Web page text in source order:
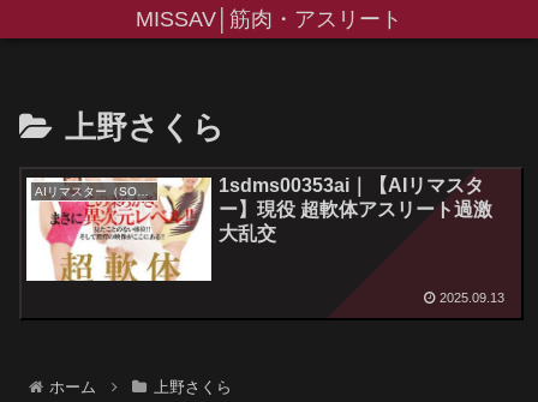
MISSAV│筋肉・アスリート
上野さくら
AIリマスター（SODクリエイト）
1sdms00353ai｜【AIリマスタ
ー】現役 超軟体アスリート過激
大乱交
2025.09.13
ホーム 上野さくら